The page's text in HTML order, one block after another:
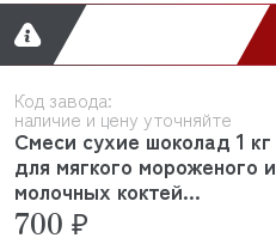
Код завода:
наличие и цену уточняйте
Смеси сухие шоколад 1 кг
для мягкого мороженого и
молочных коктей...
700 ₽